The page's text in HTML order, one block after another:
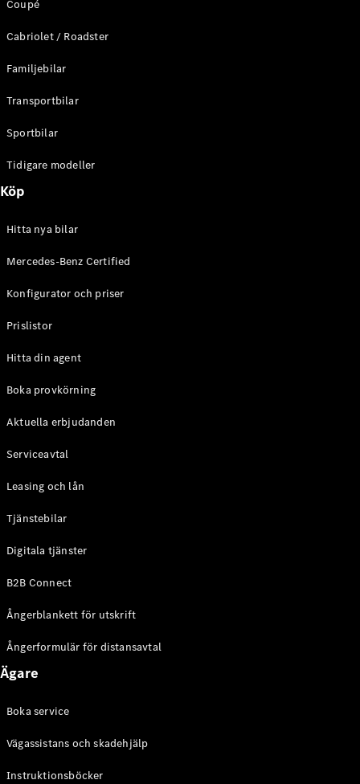
Terrain
E-Klass
Kombi
E-Klass
Terrain
Konfigurator
Store
A-Klass
Konfigurator
Mercedes-
Benz Online
Coupé
CLE Coupé
AMG GT
Dörrars
Mercedes-
AMG GT
Coupé
Cabriolet / Roadster
Familjebilar
Transportbilar
Sportbilar
Tidigare modeller
Köp
Hitta nya bilar
Mercedes-Benz Certified
Konfigurator och priser
Prislistor
Hitta din agent
Boka provkörning
Aktuella erbjudanden
Serviceavtal
Leasing och lån
Tjänstebilar
Digitala tjänster
B2B Connect
Ångerblankett för utskrift
Ångerformulär för distansavtal
Ägare
Boka service
Vägassistans och skadehjälp
Instruktionsböcker